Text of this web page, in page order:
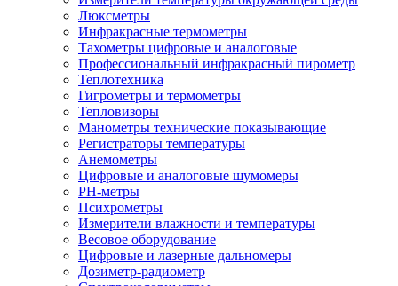
Люксметры
Инфракрасные термометры
Тахометры цифровые и аналоговые
Профессиональный инфракрасный пирометр
Теплотехника
Гигрометры и термометры
Тепловизоры
Манометры технические показывающие
Регистраторы температуры
Анемометры
Цифровые и аналоговые шумомеры
PH-метры
Психрометры
Измерители влажности и температуры
Весовое оборудование
Цифровые и лазерные дальномеры
Дозиметр-радиометр